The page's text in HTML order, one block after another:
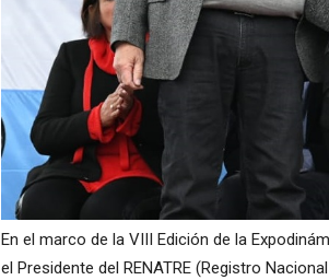
En el marco de la VIII Edición de la
el Presidente del RENATRE (Registro